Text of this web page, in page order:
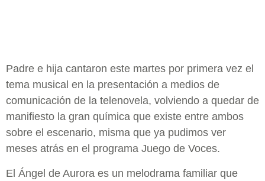
Padre e hija cantaron este martes por primera vez el
tema musical en la presentación a medios de
comunicación de la telenovela, volviendo a quedar de
manifiesto la gran química que existe entre ambos
sobre el escenario, misma que ya pudimos ver
meses atrás en el programa Juego de Voces.
El Ángel de Aurora es un melodrama familiar que